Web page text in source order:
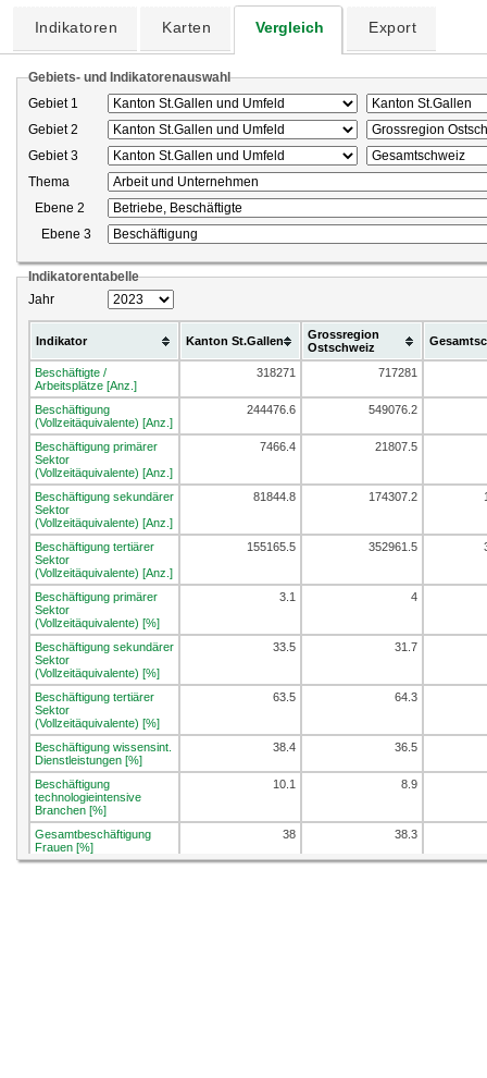
Indikatoren Karten Vergleich Export
Gebiets- und Indikatorenauswahl
Gebiet 1
Gebiet 2
Gebiet 3
Thema
Ebene 2
Ebene 3
Indikatorentabelle
Jahr
Indikator Kanton St.Gallen
Grossregion
Ostschweiz
Beschäftigte /
Arbeitsplätze [Anz.]
318271 717281
Beschäftigung
(Vollzeitäquivalente) [Anz.]
244476.6 549076.2
Beschäftigung primärer
Sektor
(Vollzeitäquivalente) [Anz.]
7466.4 21807.5
Beschäftigung sekundärer
Sektor
(Vollzeitäquivalente) [Anz.]
81844.8 174307.2
Beschäftigung tertiärer
Sektor
(Vollzeitäquivalente) [Anz.]
155165.5 352961.5
Beschäftigung primärer
Sektor
(Vollzeitäquivalente) [%]
3.1 4
Beschäftigung sekundärer
Sektor
(Vollzeitäquivalente) [%]
33.5 31.7
Beschäftigung tertiärer
Sektor
(Vollzeitäquivalente) [%]
63.5 64.3
Beschäftigung wissensint.
Dienstleistungen [%]
38.4 36.5
Beschäftigung
technologieintensive
Branchen [%]
10.1 8.9
Gesamtbeschäftigung
Frauen [%]
38 38.3